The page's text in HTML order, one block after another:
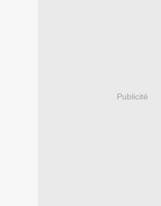
Publicité